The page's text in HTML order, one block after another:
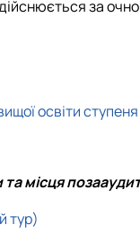
за
освіти
місця
тур)